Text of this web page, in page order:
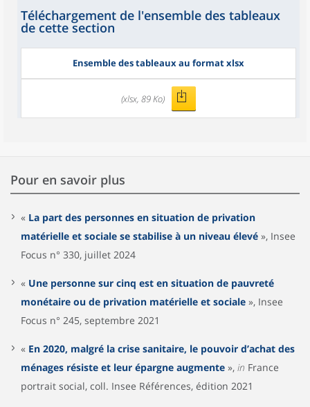
Téléchargement de l'ensemble des tableaux
de cette section
Ensemble des tableaux au format xlsx
(xlsx, 89 Ko)
Pour en savoir plus
« La part des personnes en situation de privation
matérielle et sociale se stabilise à un niveau élevé », Insee
Focus n° 330, juillet 2024
« Une personne sur cinq est en situation de pauvreté
monétaire ou de privation matérielle et sociale », Insee
Focus n° 245, septembre 2021
« En 2020, malgré la crise sanitaire, le pouvoir d’achat des
ménages résiste et leur épargne augmente », in France
portrait social, coll. Insee Références, édition 2021